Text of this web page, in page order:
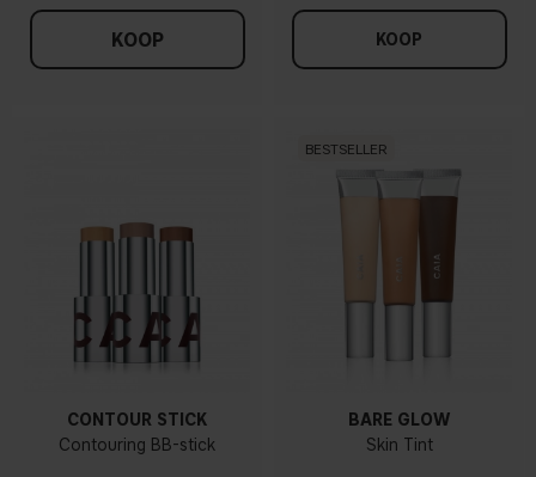
KOOP KOOP
CONTOUR STICK
Contouring BB-stick
BESTSELLER
BARE GLOW
Skin Tint